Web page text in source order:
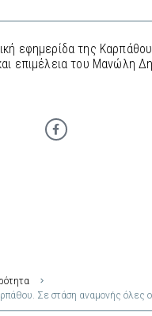
εφημερίδα της
επιμέλεια του Μανώλη
Σε στάση αναμονής όλες